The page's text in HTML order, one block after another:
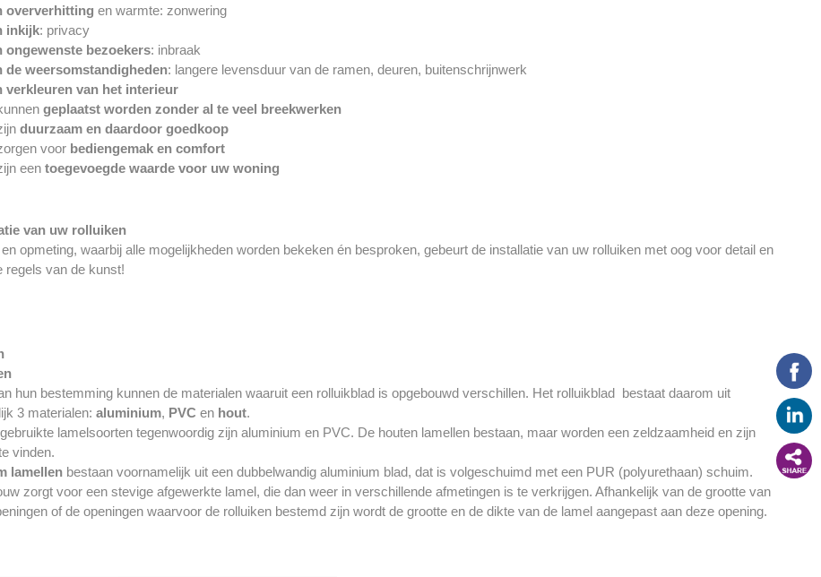
oververhitting en warmte: zonwering
inkijk: privacy
ongewenste bezoekers: inbraak
de weersomstandigheden: langere levensduur van de ramen, deuren, buitenschrijnwerk
verkleuren van het interieur
geplaatst worden zonder al te veel breekwerken
duurzaam en daardoor goedkoop
voor bediengemak en comfort
een toegevoegde waarde voor uw woning
van uw rolluiken
opmeting, waarbij alle mogelijkheden worden bekeken én besproken, gebeurt de installatie van uw rolluiken met oog voor detail en
regels van de kunst!
hun bestemming kunnen de materialen waaruit een rolluikblad is opgebouwd verschillen. Het rolluikblad bestaat daarom uit
3 materialen: aluminium, PVC en hout.
lamelsoorten tegenwoordig zijn aluminium en PVC. De houten lamellen bestaan, maar worden een zeldzaamheid en zijn
vinden.
lamellenbestaan voornamelijk uit een dubbelwandig aluminium blad, dat is volgeschuimd met een PUR (polyurethaan) schuim.
zorgt voor een stevige afgewerkte lamel, die dan weer in verschillende afmetingen is te verkrijgen. Afhankelijk van de grootte van
of de openingen waarvoor de rolluiken bestemd zijn wordt de grootte en de dikte van de lamel aangepast aan deze opening.